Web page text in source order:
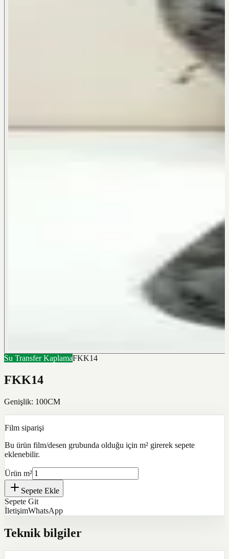
Su Transfer KaplamaFKK14
FKK14
Genişlik: 100CM
Film siparişi
Bu ürün film/desen grubunda olduğu için m² girerek sepete
eklenebilir.
Ürün m²
Sepete Ekle
Sepete Git
İletişimWhatsApp
Teknik bilgiler